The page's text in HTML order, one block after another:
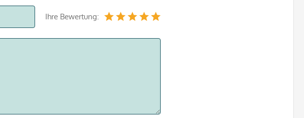
Ihre Bewertung: